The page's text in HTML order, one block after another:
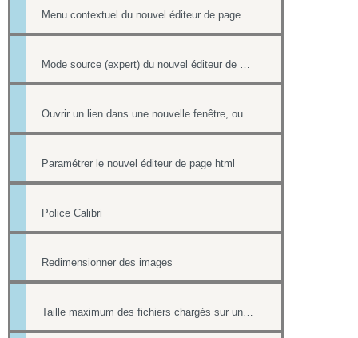
Menu contextuel du nouvel éditeur de page html
Mode source (expert) du nouvel éditeur de page html
Ouvrir un lien dans une nouvelle fenêtre, ouvrir dans un nouvel onglet
Paramétrer le nouvel éditeur de page html
Police Calibri
Redimensionner des images
Taille maximum des fichiers chargés sur un site